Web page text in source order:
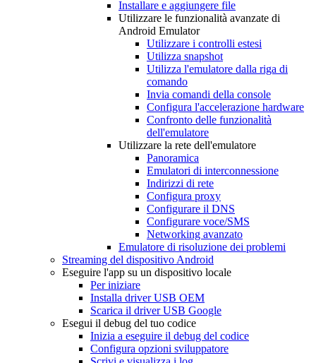
Installare e aggiungere file
Utilizzare le funzionalità avanzate di
Android Emulator
Utilizzare i controlli estesi
Utilizza snapshot
Utilizza l'emulatore dalla riga di
comando
Invia comandi della console
Configura l'accelerazione hardware
Confronto delle funzionalità
dell'emulatore
Utilizzare la rete dell'emulatore
Panoramica
Emulatori di interconnessione
Indirizzi di rete
Configura proxy
Configurare il DNS
Configurare voce/SMS
Networking avanzato
Emulatore di risoluzione dei problemi
Streaming del dispositivo Android
Eseguire l'app su un dispositivo locale
Per iniziare
Installa driver USB OEM
Scarica il driver USB Google
Esegui il debug del tuo codice
Inizia a eseguire il debug del codice
Configura opzioni sviluppatore